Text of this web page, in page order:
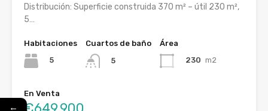
Distribución: Superficie construida 370 m² – útil 230 m²,
5…
Habitaciones
5
Cuartos de baño
5
Área
230 m2
En Venta
←